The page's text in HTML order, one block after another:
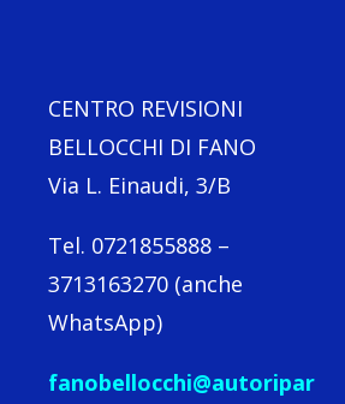
CENTRO REVISIONI
BELLOCCHI DI FANO
Via L. Einaudi, 3/B
Tel. 0721855888 –
3713163270 (anche
WhatsApp)
fanobellocchi@autoripar